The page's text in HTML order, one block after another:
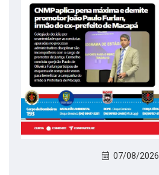
07/08/2026